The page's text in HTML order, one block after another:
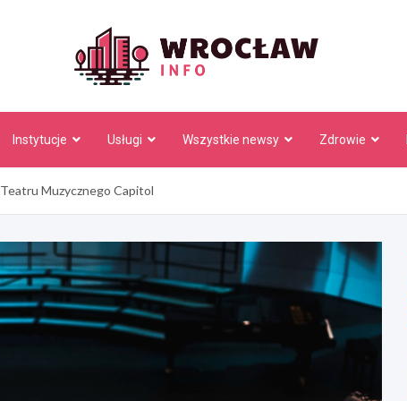
Instytucje Usługi Wszystkie newsy Zdrowie
Muzycznego Capitol